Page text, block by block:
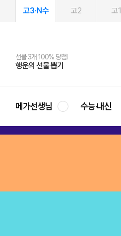
고3·N수 고2 고1
선물 3개 100% 당첨!
행운의 선물 뽑기
선물 100% 증정!
메가스터디 X 올리브
여름방학 스터디 캐시백
메가런 썸머스쿨
2027 러셀 단과
강사 공개선발
스마트러닝앱
설문 EVENT
메가패스
3일 무료 체험권
메가패스 수강생 무료혜택!
메가클럽 멤버십
사회공헌 캠페인
희망이룸 메가나눔
메가선생님 수능·내신